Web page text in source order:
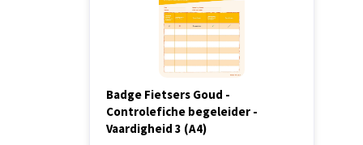
Badge Fietsers Goud -
Controlefiche begeleider -
Vaardigheid 3 (A4)